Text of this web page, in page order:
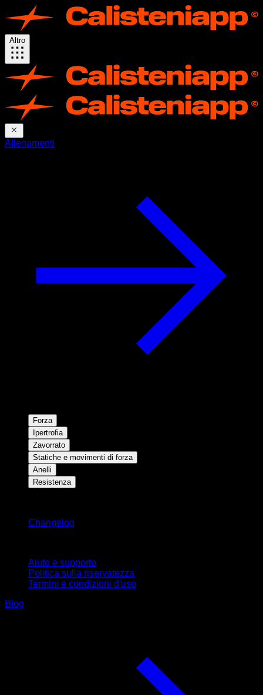
Altro
Allenamenti
Forza
Ipertrofia
Zavorrato
Statiche e movimenti di forza
Anelli
Resistenza
Changelog
Aiuto e supporto
Politica sulla riservatezza
Termini e condizioni d'uso
Blog